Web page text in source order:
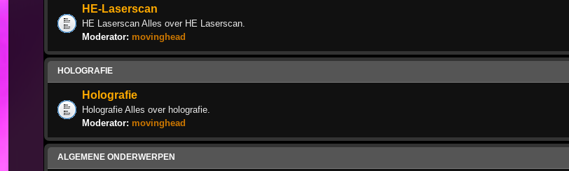
HE-Laserscan
HE Laserscan Alles over HE Laserscan.
Moderator: movinghead
HOLOGRAFIE
Holografie
Holografie Alles over holografie.
Moderator: movinghead
ALGEMENE ONDERWERPEN